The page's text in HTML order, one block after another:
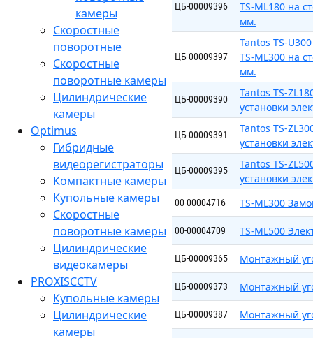
камеры
Скоростные
поворотные
Скоростные
поворотные камеры
Цилиндрические
камеры
Optimus
Гибридные
видеорегистраторы
Компактные камеры
Купольные камеры
Скоростные
поворотные камеры
Цилиндрические
видеокамеры
PROXISCCTV
Купольные камеры
Цилиндрические
камеры
ЦБ-00009396
TS-ML180 на
мм.
ЦБ-00009397
Tantos TS-
TS-ML300 на
мм.
ЦБ-00009390
Tantos TS-
установки
ЦБ-00009391
Tantos TS-
установки
ЦБ-00009395
Tantos TS-
установки
00-00004716 TS-ML300
00-00004709 TS-ML500
ЦБ-00009365 Монтажный
ЦБ-00009373 Монтажный
ЦБ-00009387 Монтажный